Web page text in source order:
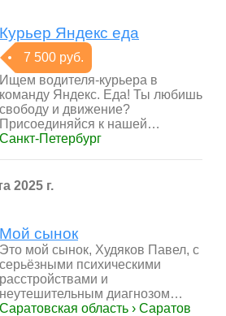
Курьер Яндекс еда
7 500 руб.
Ищем водителя-курьера в
команду Яндекс. Еда! Ты любишь
свободу и движение?
Присоединяйся к нашей…
Санкт-Петербург
2025 г.
Мой сынок
Это мой сынок, Худяков Павел, с
серьёзными психическими
расстройствами и
неутешительным диагнозом…
Саратовская область › Саратов